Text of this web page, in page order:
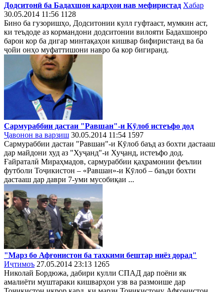
Додситонӣ ба Бадахшон кадрҳои нав мефиристад Хабар
30.05.2014 11:56 1128
Бино ба гузоришҳо, Додситонии кулл гуфтааст, мумкин аст,
ки теъдоде аз кормандони додситонии вилояти Бадахшонро
барои кор ба дигар минтақаҳои кишвар бифиристанд ва ба
ҷойи онҳо муфаттишони навро ба кор бигиранд.
Сармураббии дастаи "Равшан"-и Кӯлоб истеъфо дод
Ҷавонон ва варзиш 30.05.2014 11:54 1597
Сармураббии дастаи "Равшан"-и Кӯлоб баъд аз бохти дастааш
дар майдони худ аз "Хуҷанд"-и Хуҷанд, истеъфо дод.
Ғайраталӣ Мираҳмадов, сармураббии қаҳрамонии феълии
футболи Тоҷикистон – «Равшан»-и Кӯлоб – баъди бохти
дастааш дар даври 7-уми мусобиқаи ...
"Марз бо Афғонистон ба таҳкими бештар ниёз дорад"
Иҷтимоъ 27.05.2014 23:13 1265
Николай Бордюжа, дабири кулли СПАД дар поёни як
амалиёти муштараки кишварҳои узв ва размоише дар